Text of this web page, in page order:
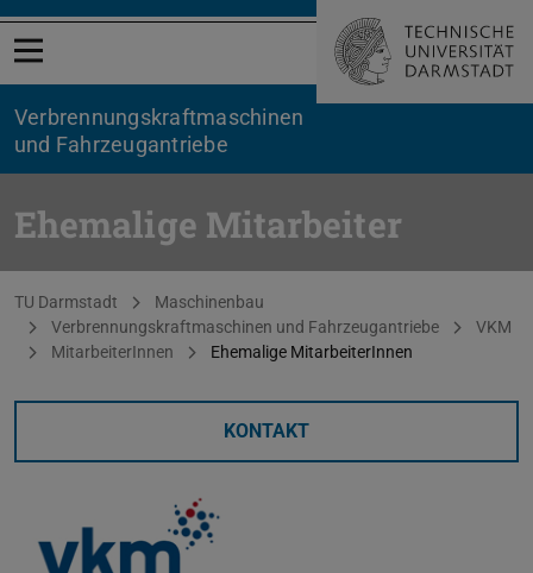
Menü öffnen
Verbrennungskraftmaschinen
und Fahrzeugantriebe
Ehemalige Mitarbeiter
Sie befinden sich hier:
TU Darmstadt
Maschinenbau
Verbrennungskraftmaschinen und Fahrzeugantriebe
VKM
MitarbeiterInnen
Ehemalige MitarbeiterInnen
KONTAKT